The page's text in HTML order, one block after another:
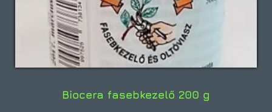
Biocera fasebkezelő 200 g